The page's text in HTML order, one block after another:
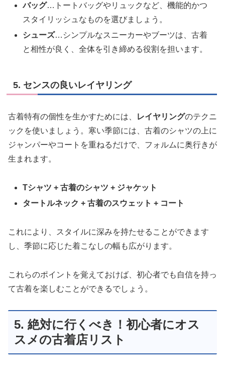
バッグ…トートバッグやリュックなど、機能的かつ
スタイリッシュなものを選びましょう。
シューズ…シンプルなスニーカーやブーツは、古着
と相性が良く、全体を引き締める役割を担います。
5. センスの良いレイヤリング
古着特有の個性を生かすためには、 レイヤリングのテクニ
ックを使いましょう。寒い季節には、古着のシャツの上に
ジャンパーやコートを重ねるだけで、フォルムに奥行きが
生まれます。
Tシャツ + 古着のシャツ + ジャケット
タートルネック + 古着のスウェット + コート
これにより、スタイルに深みを持たせることができます
し、季節に応じた着こなしの幅も広がります。
これらのポイントを覚えておけば、初心者でも自信を持っ
て古着を楽しむことができるでしょう。
5. 絶対に行くべき！初心者にオス
スメの古着店リスト